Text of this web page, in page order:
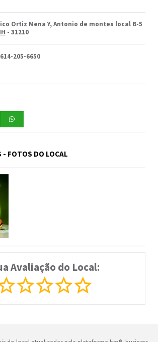
Ortiz Mena Y, Antonio de montes local B-5
- 31210
205-6650
- FOTOS DO LOCAL
Avaliação do Local: